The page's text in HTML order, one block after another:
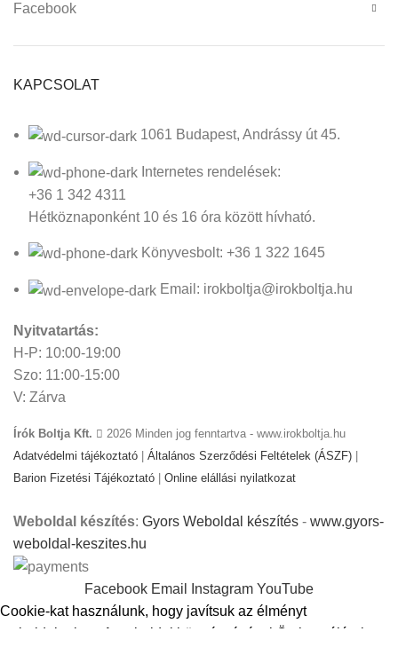
Facebook
KAPCSOLAT
1061 Budapest, Andrássy út 45.
Internetes rendelések:
+36 1 342 4311
Hétköznaponként 10 és 16 óra között hívható.
Könyvesbolt: +36 1 322 1645
Email: irokboltja@irokboltja.hu
Nyitvatartás:
H-P: 10:00-19:00
Szo: 11:00-15:00
V: Zárva
Írók Boltja Kft.
2026 Minden jog fenntartva - www.irokboltja.hu
Adatvédelmi tájékoztató | Általános Szerződési Feltételek (ÁSZF) |
Barion Fizetési Tájékoztató | Online elállási nyilatkozat
Weboldal készítés: Gyors Weboldal készítés - www.gyors-
weboldal-keszites.hu
Facebook Email Instagram YouTube
Cookie-kat használunk, hogy javítsuk az élményt
weboldalunkon. A weboldal böngészésével Ön hozzájárul a